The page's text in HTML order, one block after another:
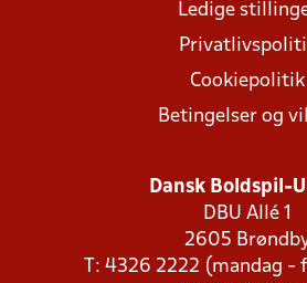
Ledige
Cookiepolitik
Betingelser og
Dansk Boldspil-
DBU Allé 1
2605
T: 4326 2222 (mandag -